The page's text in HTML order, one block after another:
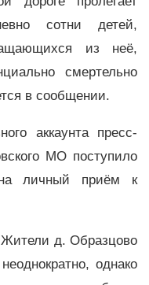
сотни детей,
из неё,
смертельно
в сообщении.
аккаунта пресс-
МО поступило
на личный приём к
д. Образцово
однако